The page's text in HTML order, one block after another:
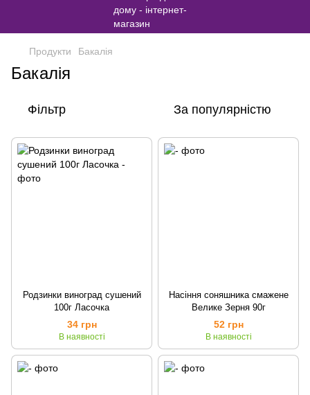
Продукти Бакалія
Бакалія
Фільтр За популярністю
Родзинки виноград сушений
100г Ласочка
34 грн
В наявності
Насіння соняшника смажене
Велике Зерня 90г
52 грн
В наявності